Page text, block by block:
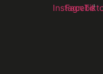
Instagram